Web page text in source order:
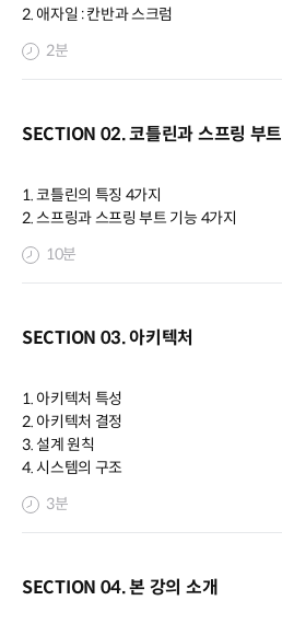
2. 애자일 : 칸반과 스크럼
2분
SECTION 02. 코틀린과 스프링 부트
1. 코틀린의 특징 4가지
2. 스프링과 스프링 부트 기능 4가지
10분
SECTION 03. 아키텍처
1. 아키텍처 특성
2. 아키텍처 결정
3. 설계 원칙
4. 시스템의 구조
3분
SECTION 04. 본 강의 소개